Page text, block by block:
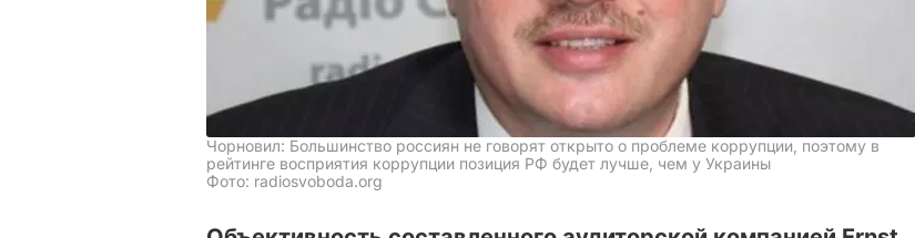
Чорновил: Большинство россиян не говорят открыто о проблеме коррупции, поэтому в
рейтинге восприятия коррупции позиция РФ будет лучше, чем у Украины
Фото: radiosvoboda.org